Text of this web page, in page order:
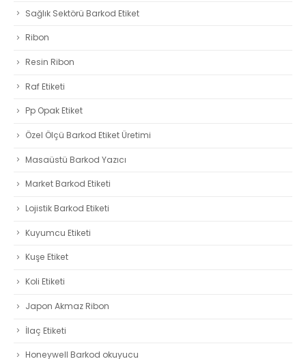
Sağlık Sektörü Barkod Etiket
Ribon
Resin Ribon
Raf Etiketi
Pp Opak Etiket
Özel Ölçü Barkod Etiket Üretimi
Masaüstü Barkod Yazıcı
Market Barkod Etiketi
Lojistik Barkod Etiketi
Kuyumcu Etiketi
Kuşe Etiket
Koli Etiketi
Japon Akmaz Ribon
İlaç Etiketi
Honeywell Barkod okuyucu